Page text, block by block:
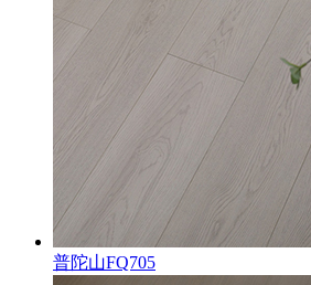
普陀山FQ705